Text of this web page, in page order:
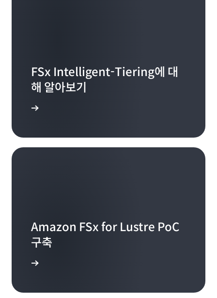
FSx Intelligent-Tiering에 대
해 알아보기
Amazon FSx for Lustre PoC
구축